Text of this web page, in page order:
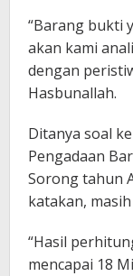
“Barang bukti
akan kami
dengan
Hasbunallah.
Ditanya soal
Pengadaan
Sorong tahun
katakan,
“Hasil
mencapai 18